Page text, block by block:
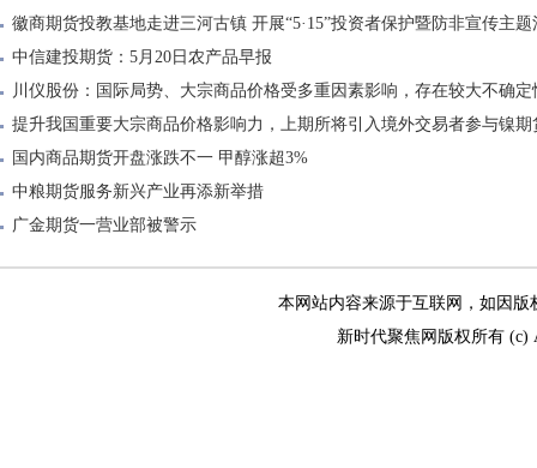
徽商期货投教基地走进三河古镇 开展“5·15”投资者保护暨防非宣传主题
中信建投期货：5月20日农产品早报
川仪股份：国际局势、大宗商品价格受多重因素影响，存在较大不确定
提升我国重要大宗商品价格影响力，上期所将引入境外交易者参与镍
国内商品期货开盘涨跌不一 甲醇涨超3%
中粮期货服务新兴产业再添新举措
广金期货一营业部被警示
本网站内容来源于互联网，如因版
新时代聚焦网版权所有 (c)